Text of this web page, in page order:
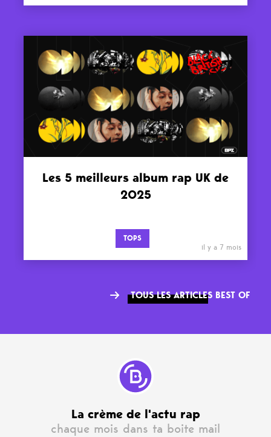
Les 5 meilleurs album rap UK de
2025
TOPS
il y a 7 mois
TOUS LES ARTICLES BEST OF
La crème de l'actu rap
chaque mois dans ta boite mail